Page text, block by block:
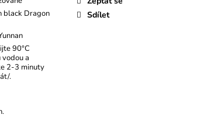
black Dragon
90°C
vodou a
2-3 minuty
.
Sdílet